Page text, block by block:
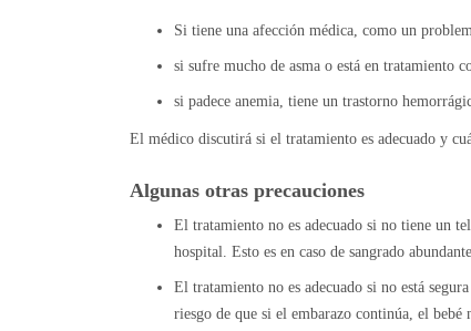
Si tiene una afección médica, como un
si sufre mucho de asma o está en tratamiento
si padece anemia, tiene un trastorno
El médico discutirá si el tratamiento es adecuado y
Algunas otras precauciones
El tratamiento no es adecuado si no tiene un
hospital. Esto es en caso de sangrado
El tratamiento no es adecuado si no está
riesgo de que si el embarazo continúa, el